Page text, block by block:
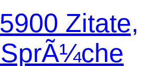
Zitate,